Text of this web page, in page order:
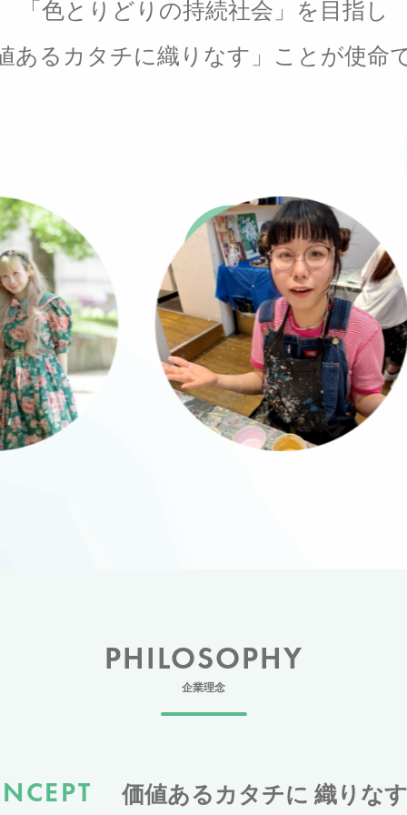
「色とりどりの持続社会」を目指し
あるカタチに織りなす」 ことが使命
PHILOSOPHY
企業理念
価値あるカタチに 織りなす